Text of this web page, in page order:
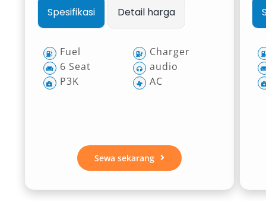
Spesifikasi Detail harga
Fuel
6 Seat
P3K
Charger
audio
AC
Sewa sekarang